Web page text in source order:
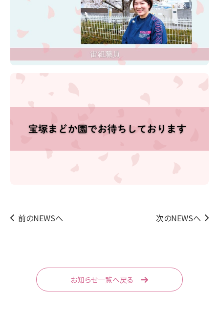
前のNEWSへ 次のNEWSへ
お知らせ一覧へ戻る